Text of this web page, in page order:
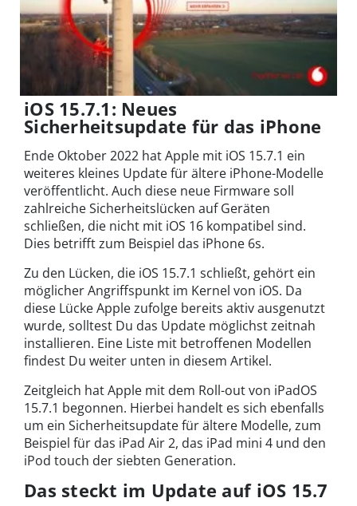
iOS 15.7.1: Neues
Sicherheitsupdate für das iPhone
Ende Oktober 2022 hat Apple mit iOS 15.7.1 ein
weiteres kleines Update für ältere iPhone-Modelle
veröffentlicht. Auch diese neue Firmware soll
zahlreiche Sicherheitslücken auf Geräten
schließen, die nicht mit iOS 16 kompatibel sind.
Dies betrifft zum Beispiel das iPhone 6s.
Zu den Lücken, die iOS 15.7.1 schließt, gehört ein
möglicher Angriffspunkt im Kernel von iOS. Da
diese Lücke Apple zufolge bereits aktiv ausgenutzt
wurde, solltest Du das Update möglichst zeitnah
installieren. Eine Liste mit betroffenen Modellen
findest Du weiter unten in diesem Artikel.
Zeitgleich hat Apple mit dem Roll-out von iPadOS
15.7.1 begonnen. Hierbei handelt es sich ebenfalls
um ein Sicherheitsupdate für ältere Modelle, zum
Beispiel für das iPad Air 2, das iPad mini 4 und den
iPod touch der siebten Generation.
Das steckt im Update auf iOS 15.7